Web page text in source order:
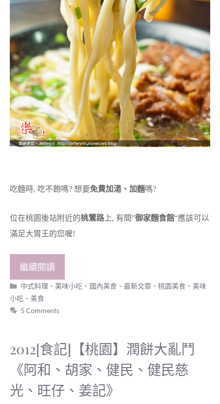
吃麵時, 吃不飽嗎? 想要免費加湯、加麵嗎?
位在桃園後站附近的桃鶯路 上, 有間”御家麵食館“應該可以
滿足大胃王的您喔!
繼續閱讀
分
類
中式料理、美味小吃 、 國內美食 、最新文章 、桃園美食 、美味
小吃 、 美食
5 Comments
2012[食記]【桃園】潤餅大亂鬥
《阿和、胡家、健民、健民慈
光、旺仔、姜記》